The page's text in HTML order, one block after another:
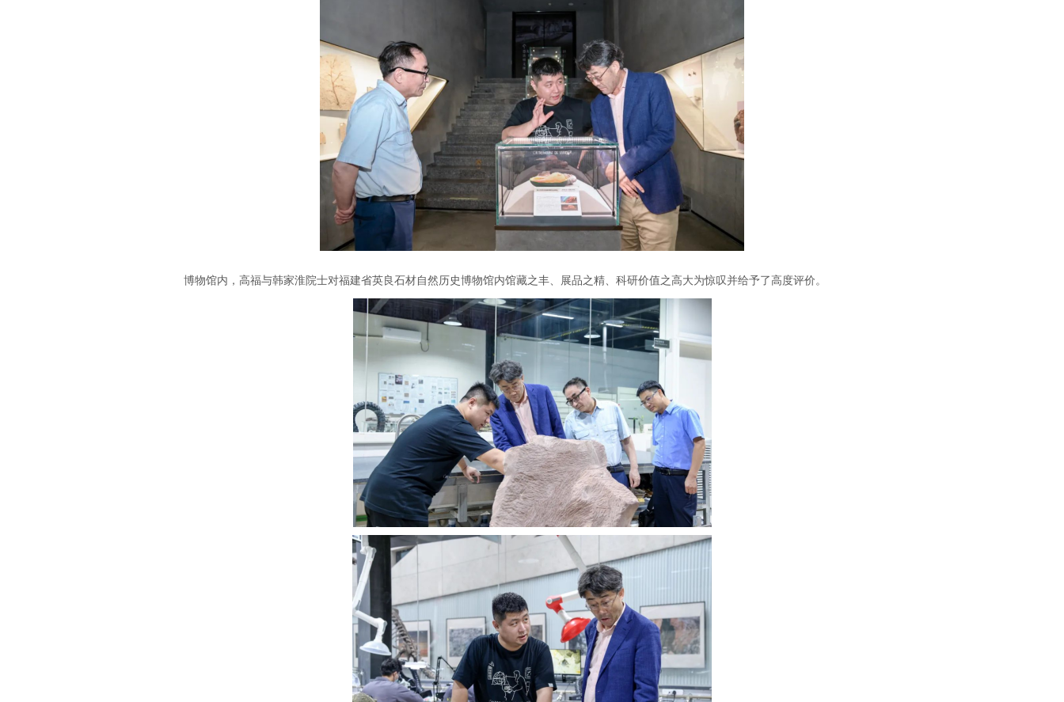
博物馆内，高福与韩家淮院士对福建省英良石材自然历史博物馆内馆藏之丰、展品之精、科研价值之高大为惊叹并给予了高度评价。